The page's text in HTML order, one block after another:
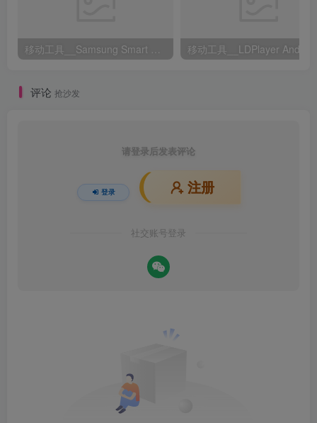
评论 抢沙发
请登录后发表评论
登录 注册
社交账号登录